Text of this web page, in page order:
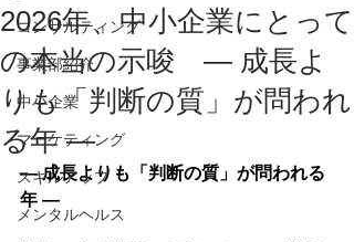
コンサルティング
事業部紹介
中小企業
マーケティング
スキルアップ
メンタルヘルス
2026年、中小企業にとって
の本当の示唆 ― 成長よ
りも「判断の質」が問われ
る年 ―
― 成長よりも「判断の質」が問われる
年 ―